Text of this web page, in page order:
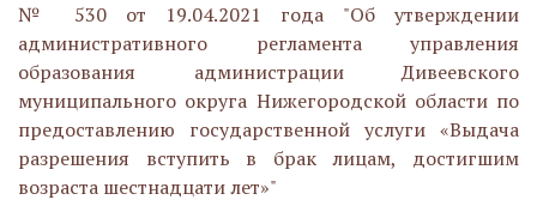
№ 530 от 19.04.2021 года "Об утверждении
административного регламента управления
образования администрации Дивеевского
муниципального округа Нижегородской области по
предоставлению государственной услуги «Выдача
разрешения вступить в брак лицам, достигшим
возраста шестнадцати лет»"